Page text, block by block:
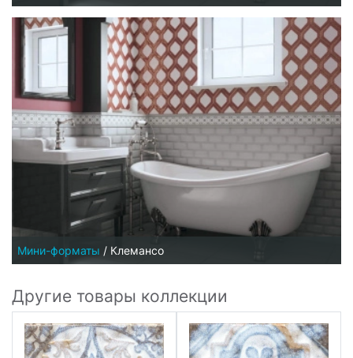
Мини-форматы / Клемансо
Другие товары коллекции